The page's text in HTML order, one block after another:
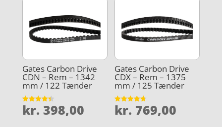
Gates Carbon Drive
CDN – Rem – 1342
mm / 122 Tænder
Vurderet
4.4
kr. 398,00
Gates Carbon Drive
CDX – Rem – 1375
mm / 125 Tænder
Vurderet
4.7
kr. 769,00